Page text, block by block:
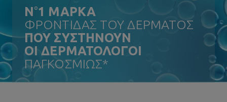
N°1 ΜΑΡΚΑ
ΦΡΟΝΤΙΔΑΣ ΤΟΥ ΔΕΡΜΑΤΟΣ
ΠΟΥ ΣΥΣΤΗΝΟΥΝ
ΟΙ ΔΕΡΜΑΤΟΛΟΓΟΙ
ΠΑΓΚΟΣΜΙΩΣ*